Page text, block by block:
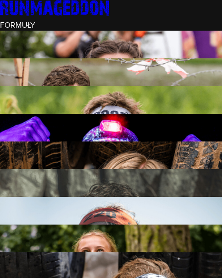
FORMUŁY
INTRO (¼)
15 PRZESZKÓD
3 KM+
REKRUT (½)
30 PRZESZKÓD
6 KM+
RUNMAGEDDON
50 PRZESZKÓD
12 KM+
NOCNY REKRUT (½)
30 PRZESZKÓD
6 KM+
INTRO U-16
15 PRZESZKÓD
3 KM+
RUNMAGEDDON HARDCORE
70 PRZESZKÓD
21 KM+
42 KM+
FAMILY
15 PRZESZKÓD
2 KM+
KIDS
15 PRZESZKÓD
1 KM+